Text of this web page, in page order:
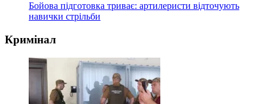
Бойова підготовка триває: артилеристи відточують
навички стрільби
Кримінал